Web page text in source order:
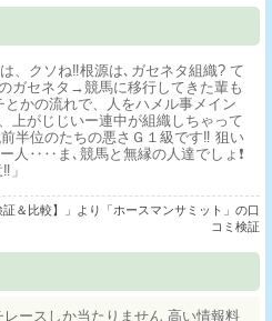
、クソね‼根源は､ガセネタ組織? て
ガセネタ→競馬に移行してきた輩も
かの流れで、人をハメル事メイン
上がじじいー連中が組織しちゃって
半位のたちの悪さＧ１級です‼ 狙い
人‥‥ま､競馬と無縁の人達でしょ❗
」
＆比較】」より「ホースマンサミット」の口
コミ検証
レースしか当たりません 高い情報料